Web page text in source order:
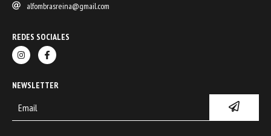
alfombrasreina@gmail.com
REDES SOCIALES
NEWSLETTER